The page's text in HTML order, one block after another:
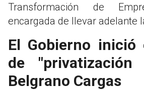
Transformación de
encargada de llevar adelante
El Gobierno inició
de
Belgrano Cargas